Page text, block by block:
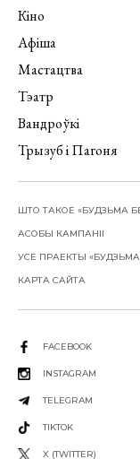
Кіно
Афіша
Мастацтва
Тэатр
Вандроўкі
Трызуб і Пагоня
ШТО ТАКОЕ «БУДЗЬМА
АСОБЫ КАМПАНІІ
УСЕ ПРАЕКТЫ
КАРТА САЙТА
FACEBOOK
INSTAGRAM
TELEGRAM
TIKTOK
X (TWITTER)